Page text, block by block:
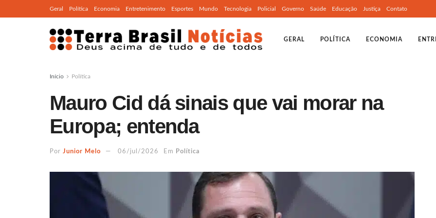
Geral Política Economia Entretenimento Esportes Mundo Tecnologia Policial Governo Saúde Educação Justiça Contato
GERAL POLÍTICA ECONOMIA
Início Política
Mauro Cid dá sinais que vai morar na
Europa; entenda
Por Junior Melo 06/jul/2026 Em Política